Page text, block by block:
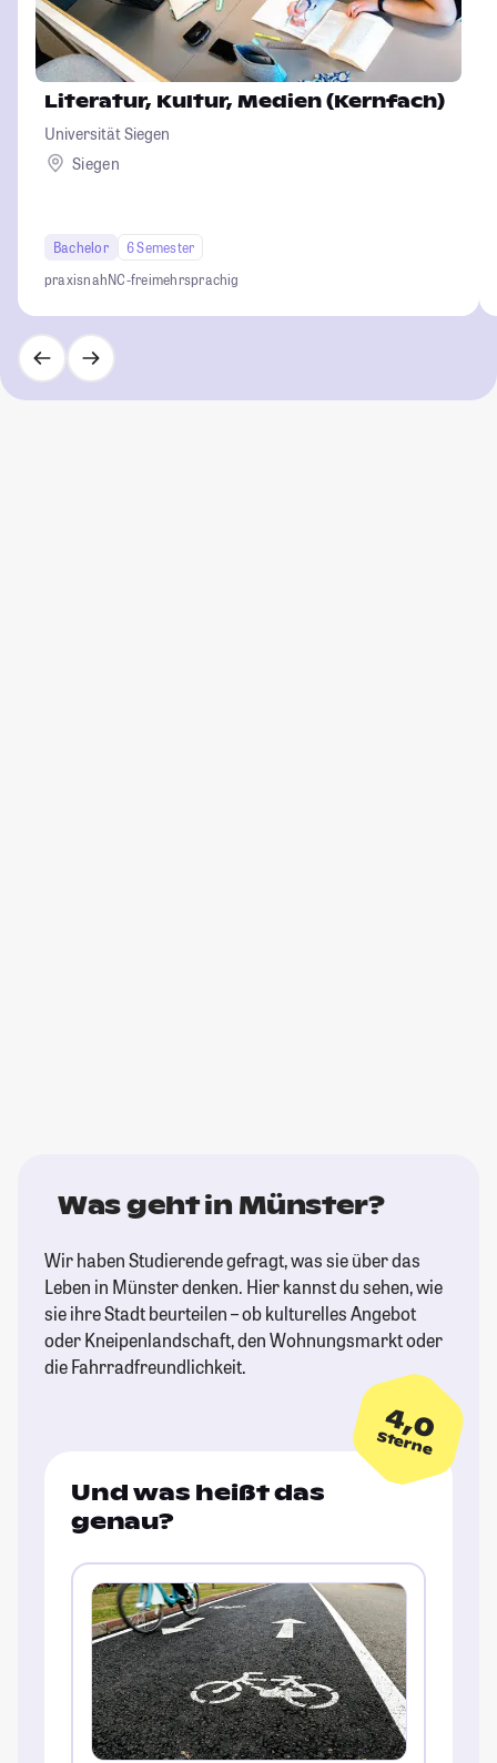
Literatur, Kultur, Medien (Kernfach)
Universität Siegen
Siegen
Bachelor
6 Semester
praxisnahNC-freimehrsprachig
Was geht in Münster?
Wir haben Studierende gefragt, was sie über das
Leben in Münster denken. Hier kannst du sehen, wie
sie ihre Stadt beurteilen – ob kulturelles Angebot
oder Kneipenlandschaft, den Wohnungsmarkt oder
die Fahrradfreundlichkeit.
4,0
Sterne
Und was heißt das
genau?